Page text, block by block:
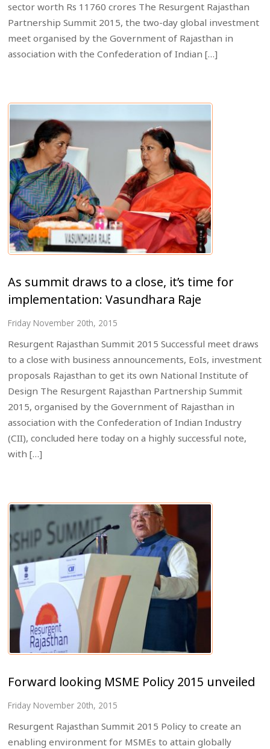
sector worth Rs 11760 crores The Resurgent Rajasthan
Partnership Summit 2015, the two-day global investment
meet organised by the Government of Rajasthan in
association with the Confederation of Indian […]
As summit draws to a close, it’s time for
implementation: Vasundhara Raje
Friday November 20th, 2015
Resurgent Rajasthan Summit 2015 Successful meet draws
to a close with business announcements, EoIs, investment
proposals Rajasthan to get its own National Institute of
Design The Resurgent Rajasthan Partnership Summit
2015, organised by the Government of Rajasthan in
association with the Confederation of Indian Industry
(CII), concluded here today on a highly successful note,
with […]
Forward looking MSME Policy 2015 unveiled
Friday November 20th, 2015
Resurgent Rajasthan Summit 2015 Policy to create an
enabling environment for MSMEs to attain globally